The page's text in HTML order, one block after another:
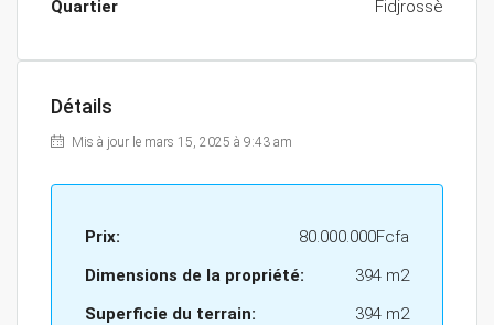
Quartier
Fidjrossè
Détails
Mis à jour le mars 15, 2025 à 9:43 am
Prix:
80.000.000Fcfa
Dimensions de la propriété:
394 m2
Superficie du terrain:
394 m2